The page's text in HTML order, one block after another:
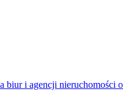
i agencji nieruchomości